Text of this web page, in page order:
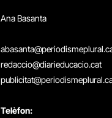
Ana Basanta
redaccio@diarieducacio.cat
Telèfon: